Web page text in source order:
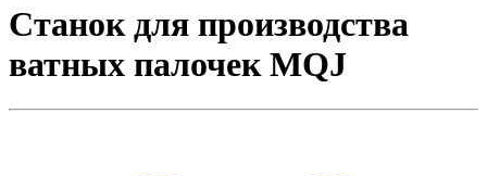
Станок для производства
ватных палочек MQJ